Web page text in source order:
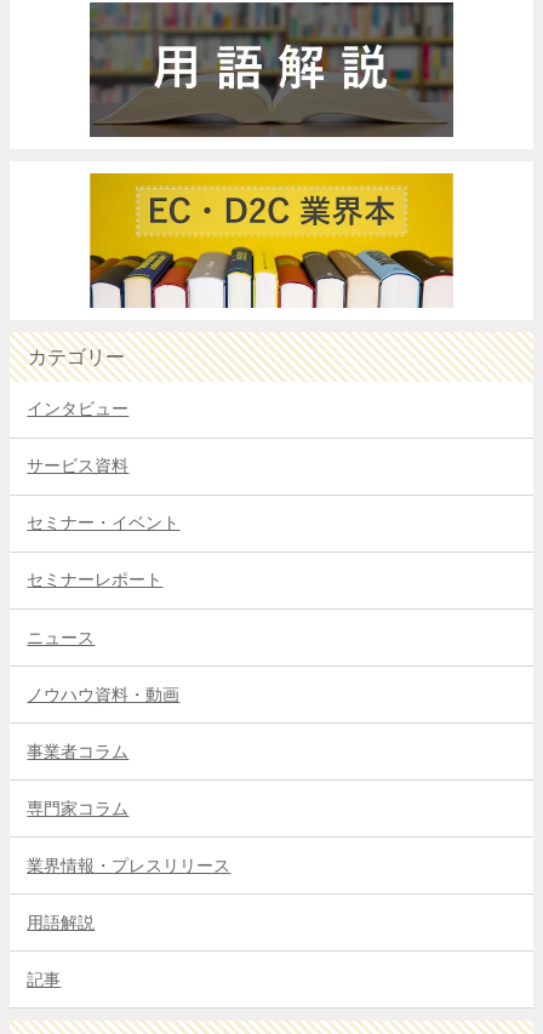
カテゴリー
インタビュー
サービス資料
セミナー・イベント
セミナーレポート
ニュース
ノウハウ資料・動画
事業者コラム
専門家コラム
業界情報・プレスリリース
用語解説
記事